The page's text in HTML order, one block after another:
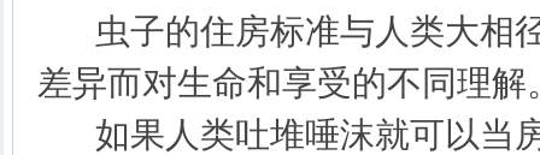
虫子的住房标准与人类大相
差异而对生命和享受的不同理解
如果人类吐堆唾沫就可以当